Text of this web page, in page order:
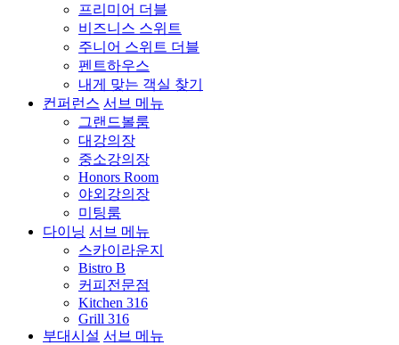
프리미어 더블
비즈니스 스위트
주니어 스위트 더블
펜트하우스
내게 맞는 객실 찾기
컨퍼런스 서브 메뉴
그랜드볼룸
대강의장
중소강의장
Honors Room
야외강의장
미팅룸
다이닝 서브 메뉴
스카이라운지
Bistro B
커피전문점
Kitchen 316
Grill 316
부대시설 서브 메뉴